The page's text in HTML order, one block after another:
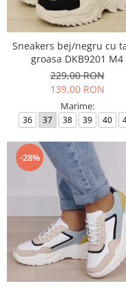
Incaltamine primavara-
Imbracaminte
Camasi si topuri
Blugi si pantaloni
Pulovere si cardigane
Rochii
Incaltaminte toamna-
Sneakers bej/negru cu
groasa DKB9201 M4
229,00 RON
139,00 RON
Marime:
36 37 38 39 40
-28%